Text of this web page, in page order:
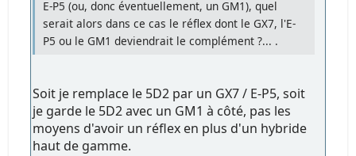
E-P5 (ou, donc éventuellement, un GM1), quel
serait alors dans ce cas le réflex dont le GX7, l'E-
P5 ou le GM1 deviendrait le complément ?... .
Soit je remplace le 5D2 par un GX7 / E-P5, soit
je garde le 5D2 avec un GM1 à côté, pas les
moyens d'avoir un réflex en plus d'un hybride
haut de gamme.